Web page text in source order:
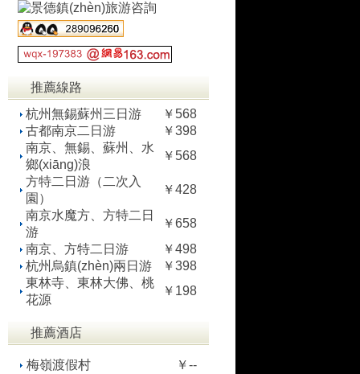
推薦線路
杭州無錫蘇州三日游
￥568
古都南京二日游
￥398
南京、無錫、蘇州、水
鄉(xiāng)浪
￥568
方特二日游（二次入
園）
￥428
南京水魔方、方特二日
游
￥658
南京、方特二日游
￥498
杭州烏鎮(zhèn)兩日游
￥398
東林寺、東林大佛、桃
花源
￥198
推薦酒店
梅嶺渡假村
￥--